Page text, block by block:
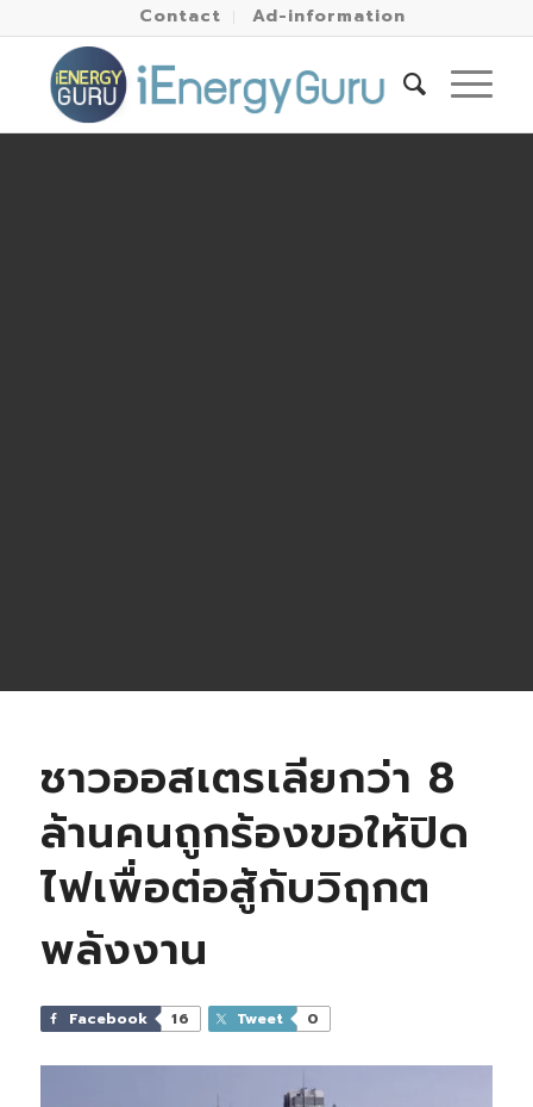
Contact Ad-information
ชาวออสเตรเลียกว่า 8
ล้านคนถูกร้องขอให้ปิด
ไฟเพื่อต่อสู้กับวิฤกต
พลังงาน
Facebook 16 Tweet 0